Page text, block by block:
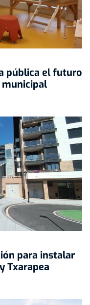
pública el futuro
para instalar
Txarapea